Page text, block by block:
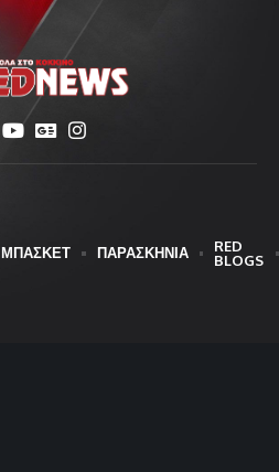
ΜΠΑΣΚΕΤ ΠΑΡΑΣΚΗΝΙΑ
RED
BLOGS